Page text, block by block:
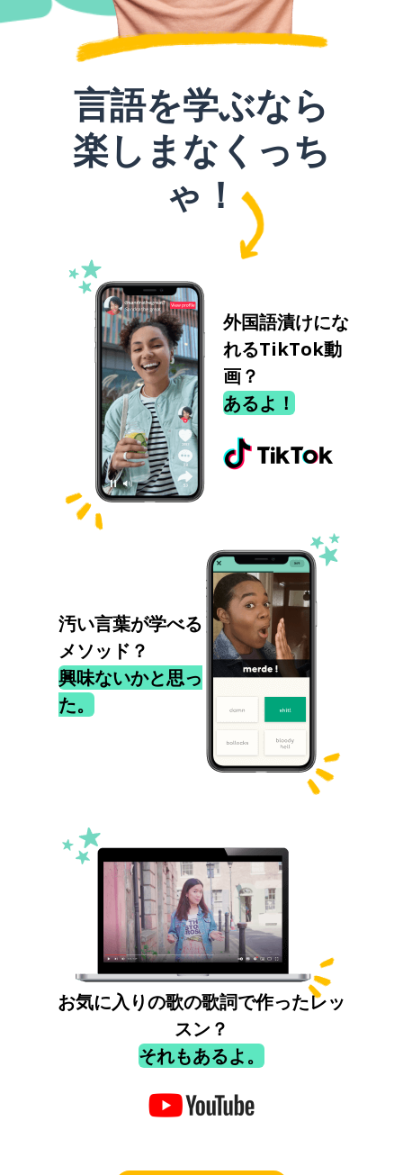
言語を学ぶなら
楽しまなくっち
ゃ！
外国語漬けにな
れるTikTok動
画？
あるよ！
汚い言葉が学べる
メソッド？
興味ないかと思っ
た。
お気に入りの歌の歌詞で作ったレッ
スン？
それもあるよ。